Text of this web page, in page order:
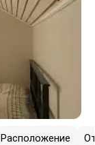
Расположение